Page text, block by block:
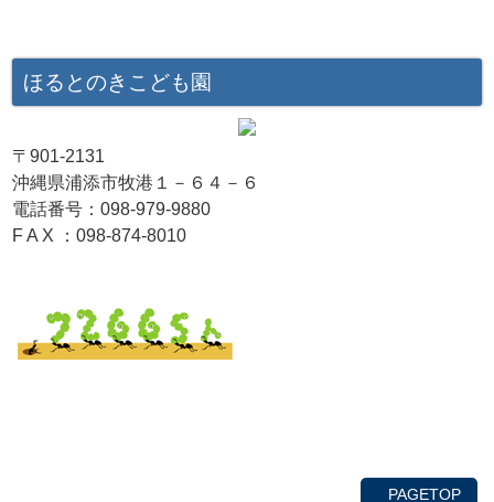
ほるとのきこども園
〒901-2131
沖縄県浦添市牧港１－６４－６
電話番号：098-979-9880
F A X ：098-874-8010
PAGETOP